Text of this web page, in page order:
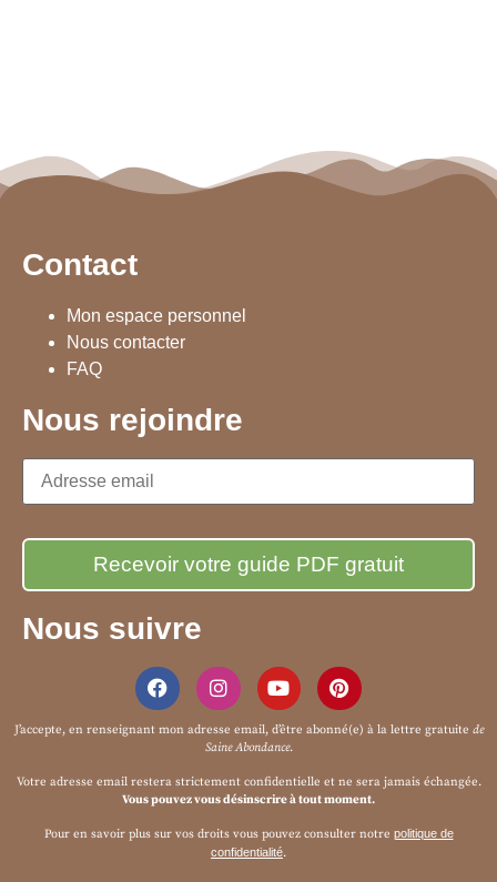
Contact
Mon espace personnel
Nous contacter
FAQ
Nous rejoindre
Nous suivre
J’accepte, en renseignant mon adresse email, d’être abonné(e) à la lettre gratuite de
Saine Abondance.
Votre adresse email restera strictement confidentielle et ne sera jamais échangée.
Vous pouvez vous désinscrire à tout moment.
Pour en savoir plus sur vos droits vous pouvez consulter notre politique de
confidentialité.